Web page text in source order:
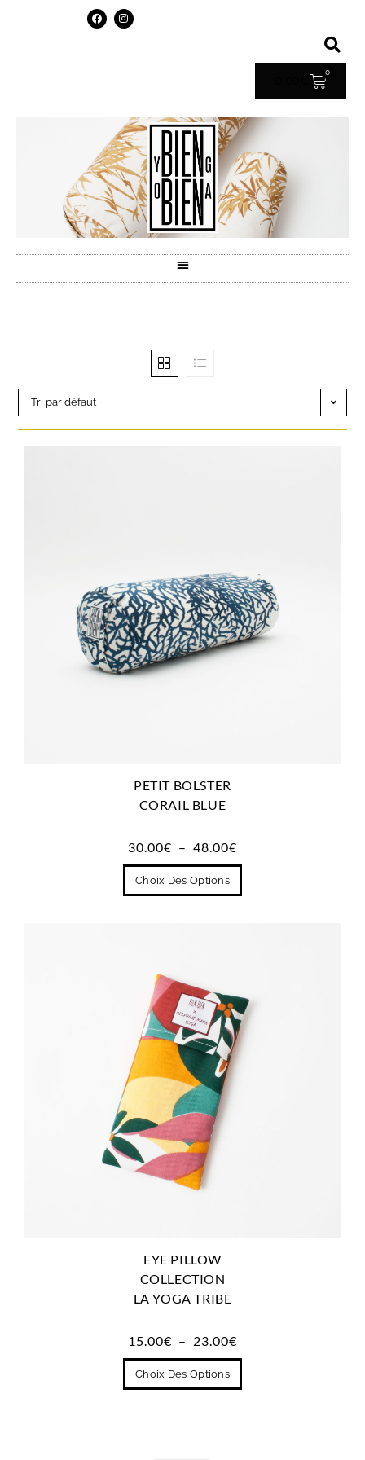
0
Tri par défaut
PETIT BOLSTER
CORAIL BLUE
30.00€ – 48.00€
Choix Des Options
EYE PILLOW
COLLECTION
LA YOGA TRIBE
15.00€ – 23.00€
Choix Des Options